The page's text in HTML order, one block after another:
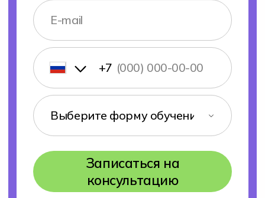
О колледже Хекслет
Сведения об организации
Команда
Отзывы студентов
Вакансии Хекслет Колледж
Преподаватели
Оплата обучения